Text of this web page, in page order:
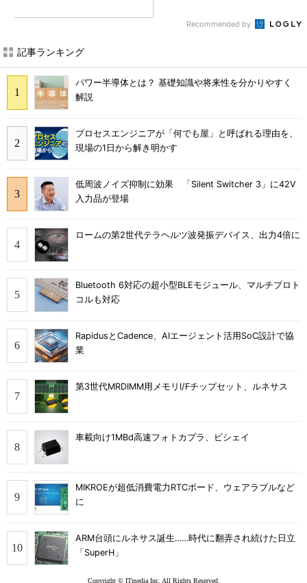
Recommended by
記事ランキング
パワー半導体とは？ 基礎知識や将来性を分かりやすく
解説
プロセスエンジニアが「何でも屋」と呼ばれる理由を、
現場の1日から解き明かす
低周波ノイズ抑制に効果 「Silent Switcher 3」に42V
入力品が登場
ロームの第2世代テラヘルツ波発振デバイス、出力4倍に
Bluetooth 6対応の超小型BLEモジュール、マルチプロト
コルも対応
RapidusとCadence、AIエージェント活用SoC設計で協
業
第3世代MRDIMM用メモリI/Fチップセット、ルネサス
車載向け1MBd高速フォトカプラ、ビシェイ
MIKROEが超低消費電力RTCボード、ウェアラブルなど
に
ARM台頭にルネサス誕生……時代に翻弄され続けた日立
「SuperH」
Copyright © ITmedia Inc. All Rights Reserved.